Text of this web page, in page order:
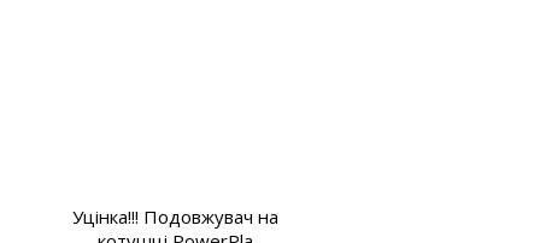
Уцінка!!! Подовжувач на